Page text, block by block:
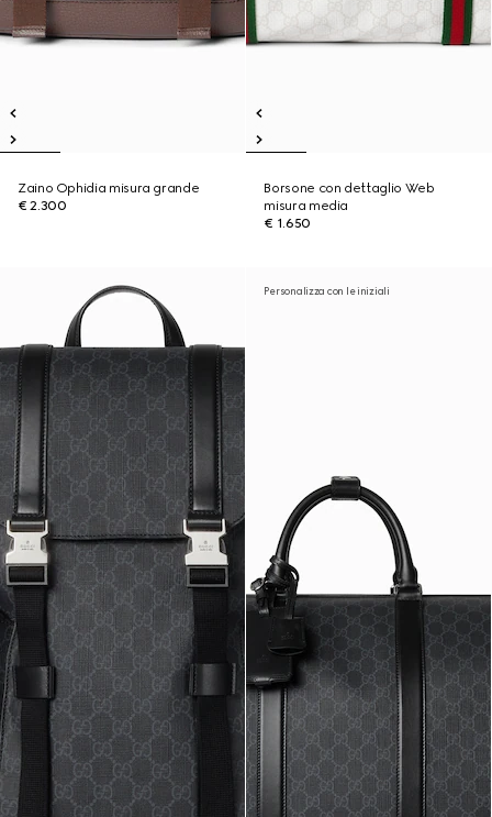
Zaino Ophidia misura grande
€ 2.300
Borsone con dettaglio Web
misura media
€ 1.650
Personalizza con le iniziali